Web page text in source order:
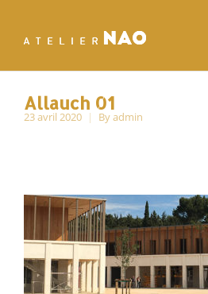
Allauch 01
23 avril 2020 Byadmin